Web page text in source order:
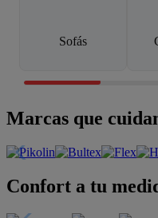
Sofás
Marcas que
Confort a tu